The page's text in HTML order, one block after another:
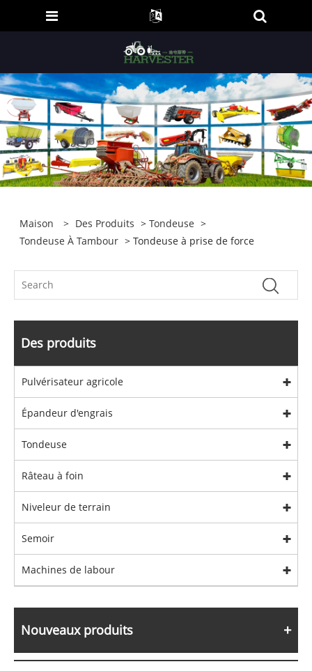
Maison > Des Produits >Tondeuse >
Tondeuse À Tambour > Tondeuse à prise de force
Des produits
Pulvérisateur agricole
Épandeur d'engrais
Tondeuse
Râteau à foin
Niveleur de terrain
Semoir
Machines de labour
Nouveaux produits